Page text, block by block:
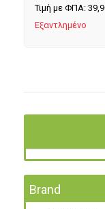
Τιμή με ΦΠΑ:
Εξαντλημένο
Brand